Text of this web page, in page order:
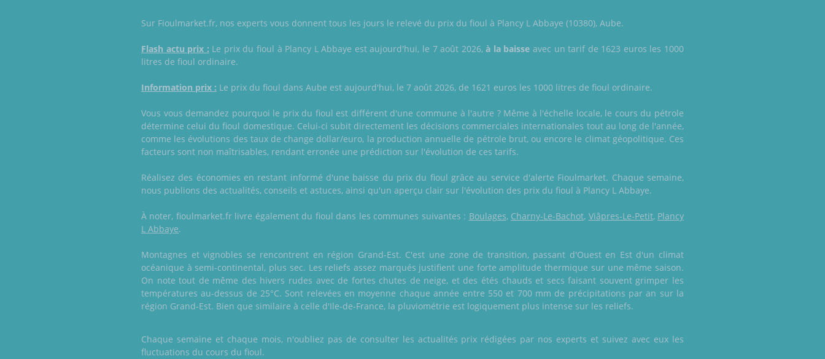
Sur Fioulmarket.fr, nos experts vous donnent tous les jours le relevé du prix du fioul à Plancy L Abbaye (10380), Aube.
Flash actu prix : Le prix du fioul à Plancy L Abbaye est aujourd'hui, le 7 août 2026,à la baisse avec un tarif de 1623 euros les 1000
litres de fioul ordinaire.
Information prix : Le prix du fioul dans Aube est aujourd'hui, le 7 août 2026, de 1621 euros les 1000 litres de fioul ordinaire.
Vous vous demandez pourquoi le prix du fioul est différent d'une commune à l'autre ? Même à l'échelle locale, le cours du pétrole
détermine celui du fioul domestique. Celui-ci subit directement les décisions commerciales internationales tout au long de l'année,
comme les évolutions des taux de change dollar/euro, la production annuelle de pétrole brut, ou encore le climat géopolitique. Ces
facteurs sont non maîtrisables, rendant erronée une prédiction sur l'évolution de ces tarifs.
Réalisez des économies en restant informé d'une baisse du prix du fioul grâce au service d'alerte Fioulmarket. Chaque semaine,
nous publions des actualités, conseils et astuces, ainsi qu'un aperçu clair sur l'évolution des prix du fioul à Plancy L Abbaye.
À noter, fioulmarket.fr livre également du fioul dans les communes suivantes : Boulages, Charny-Le-Bachot, Viâpres-Le-Petit, Plancy
L Abbaye.
Montagnes et vignobles se rencontrent en région Grand-Est. C'est une zone de transition, passant d'Ouest en Est d'un climat
océanique à semi-continental, plus sec. Les reliefs assez marqués justifient une forte amplitude thermique sur une même saison.
On note tout de même des hivers rudes avec de fortes chutes de neige, et des étés chauds et secs faisant souvent grimper les
températures au-dessus de 25°C. Sont relevées en moyenne chaque année entre 550 et 700 mm de précipitations par an sur la
région Grand-Est. Bien que similaire à celle d'Ile-de-France, la pluviométrie est logiquement plus intense sur les reliefs.
Chaque semaine et chaque mois, n'oubliez pas de consulter les actualités prix rédigées par nos experts et suivez avec eux les
fluctuations du cours du fioul.